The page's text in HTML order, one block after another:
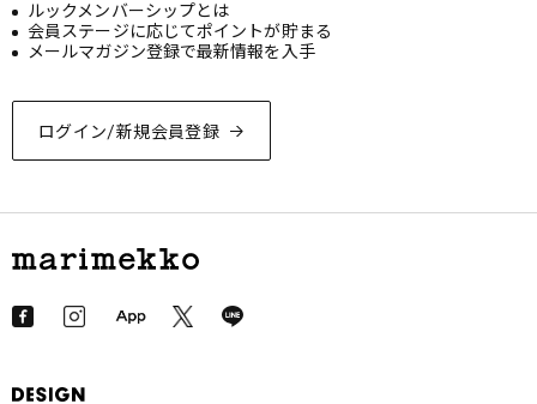
ログイン/新規会員登録
ルックメンバーシップとは
会員ステージに応じてポイントが貯まる
メールマガジン登録で最新情報を入手